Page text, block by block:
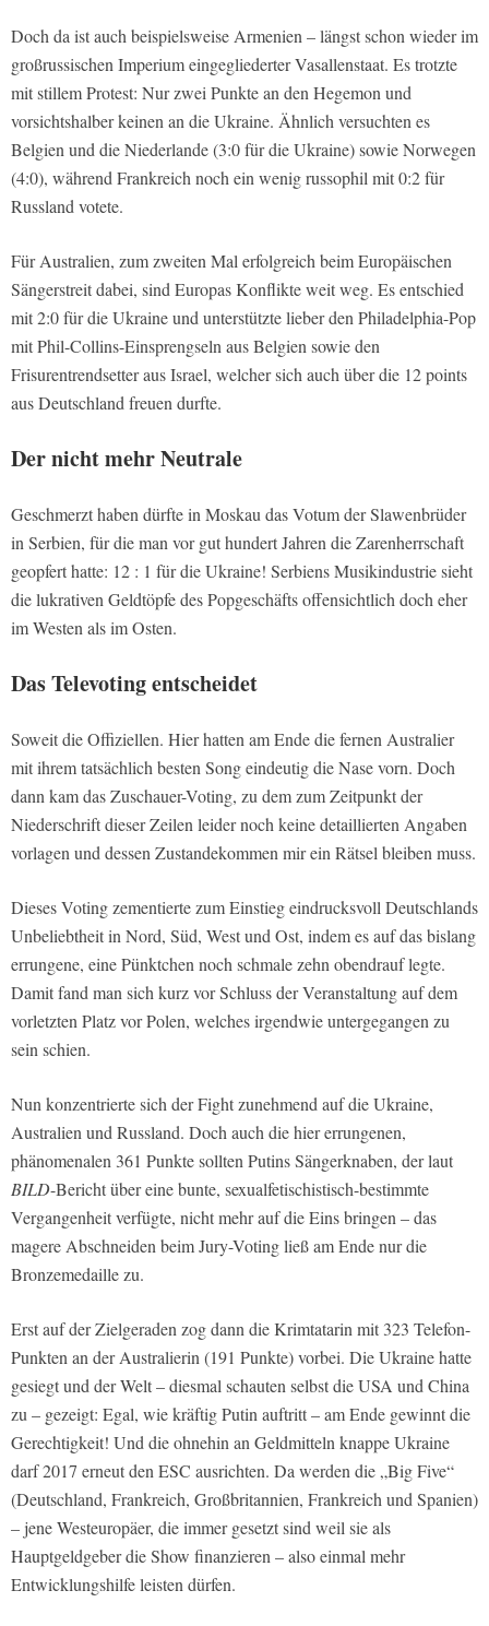
Doch da ist auch beispielsweise Armenien – längst schon wieder im
großrussischen Imperium eingegliederter Vasallenstaat. Es trotzte
mit stillem Protest: Nur zwei Punkte an den Hegemon und
vorsichtshalber keinen an die Ukraine. Ähnlich versuchten es
Belgien und die Niederlande (3:0 für die Ukraine) sowie Norwegen
(4:0), während Frankreich noch ein wenig russophil mit 0:2 für
Russland votete.
Für Australien, zum zweiten Mal erfolgreich beim Europäischen
Sängerstreit dabei, sind Europas Konflikte weit weg. Es entschied
mit 2:0 für die Ukraine und unterstützte lieber den Philadelphia-Pop
mit Phil-Collins-Einsprengseln aus Belgien sowie den
Frisurentrendsetter aus Israel, welcher sich auch über die 12 points
aus Deutschland freuen durfte.
Der nicht mehr Neutrale
Geschmerzt haben dürfte in Moskau das Votum der Slawenbrüder
in Serbien, für die man vor gut hundert Jahren die Zarenherrschaft
geopfert hatte: 12 : 1 für die Ukraine! Serbiens Musikindustrie sieht
die lukrativen Geldtöpfe des Popgeschäfts offensichtlich doch eher
im Westen als im Osten.
Das Televoting entscheidet
Soweit die Offiziellen. Hier hatten am Ende die fernen Australier
mit ihrem tatsächlich besten Song eindeutig die Nase vorn. Doch
dann kam das Zuschauer-Voting, zu dem zum Zeitpunkt der
Niederschrift dieser Zeilen leider noch keine detaillierten Angaben
vorlagen und dessen Zustandekommen mir ein Rätsel bleiben muss.
Dieses Voting zementierte zum Einstieg eindrucksvoll Deutschlands
Unbeliebtheit in Nord, Süd, West und Ost, indem es auf das bislang
errungene, eine Pünktchen noch schmale zehn obendrauf legte.
Damit fand man sich kurz vor Schluss der Veranstaltung auf dem
vorletzten Platz vor Polen, welches irgendwie untergegangen zu
sein schien.
Nun konzentrierte sich der Fight zunehmend auf die Ukraine,
Australien und Russland. Doch auch die hier errungenen,
phänomenalen 361 Punkte sollten Putins Sängerknaben, der laut
BILD-Bericht über eine bunte, sexualfetischistisch-bestimmte
Vergangenheit verfügte, nicht mehr auf die Eins bringen – das
magere Abschneiden beim Jury-Voting ließ am Ende nur die
Bronzemedaille zu.
Erst auf der Zielgeraden zog dann die Krimtatarin mit 323 Telefon-
Punkten an der Australierin (191 Punkte) vorbei. Die Ukraine hatte
gesiegt und der Welt – diesmal schauten selbst die USA und China
zu – gezeigt: Egal, wie kräftig Putin auftritt – am Ende gewinnt die
Gerechtigkeit! Und die ohnehin an Geldmitteln knappe Ukraine
darf 2017 erneut den ESC ausrichten. Da werden die „Big Five“
(Deutschland, Frankreich, Großbritannien, Frankreich und Spanien)
– jene Westeuropäer, die immer gesetzt sind weil sie als
Hauptgeldgeber die Show finanzieren – also einmal mehr
Entwicklungshilfe leisten dürfen.